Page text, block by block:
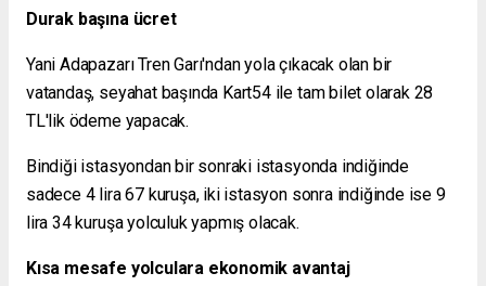
Durak başına ücret
Yani Adapazarı Tren Garı'ndan yola çıkacak olan bir
vatandaş, seyahat başında Kart54 ile tam bilet olarak 28
TL'lik ödeme yapacak.
Bindiği istasyondan bir sonraki istasyonda indiğinde
sadece 4 lira 67 kuruşa, iki istasyon sonra indiğinde ise 9
lira 34 kuruşa yolculuk yapmış olacak.
Kısa mesafe yolculara ekonomik avantaj